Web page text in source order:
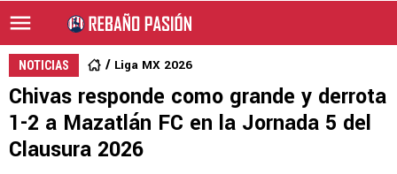
NOTICIAS Liga MX 2026
Chivas responde como grande y derrota
1-2 a Mazatlán FC en la Jornada 5 del
Clausura 2026